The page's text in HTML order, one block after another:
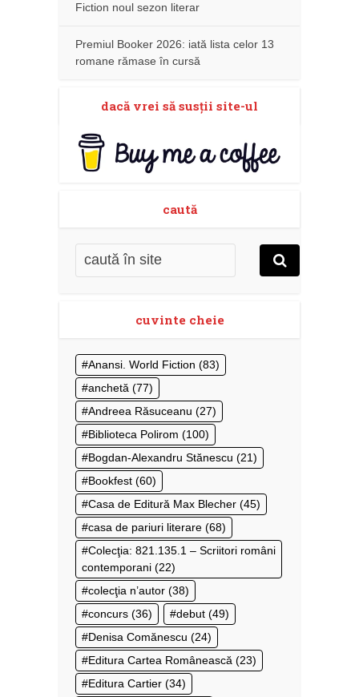
Fiction noul sezon literar
Premiul Booker 2026: iată lista celor 13
romane rămase în cursă
dacă vrei să susţii site-ul
caută
cuvinte cheie
Anansi. World Fiction (83)
anchetă (77)
Andreea Răsuceanu (27)
Biblioteca Polirom (100)
Bogdan-Alexandru Stănescu (21)
Bookfest (60)
Casa de Editură Max Blecher (45)
casa de pariuri literare (68)
Colecţia: 821.135.1 – Scriitori români
contemporani (22)
colecţia n’autor (38)
concurs (36) debut (49)
Denisa Comănescu (24)
Editura Cartea Românească (23)
Editura Cartier (34)